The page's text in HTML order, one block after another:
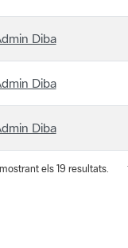
Diba
Diba
Diba
els 19 resultats.